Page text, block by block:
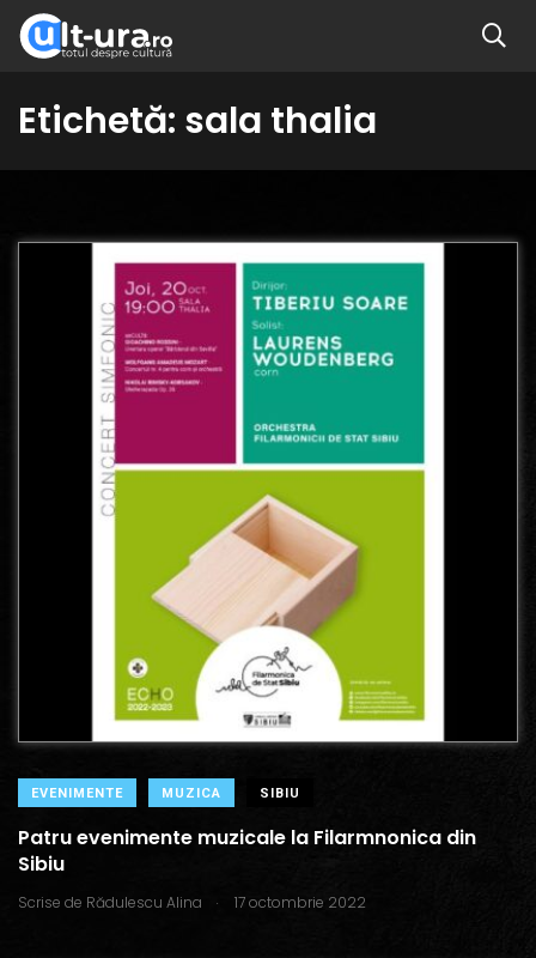
Etichetă: sala thalia
EVENIMENTE MUZICA SIBIU
Patru evenimente muzicale la Filarmnonica din
Sibiu
Scrise de Rădulescu Alina . 17 octombrie 2022